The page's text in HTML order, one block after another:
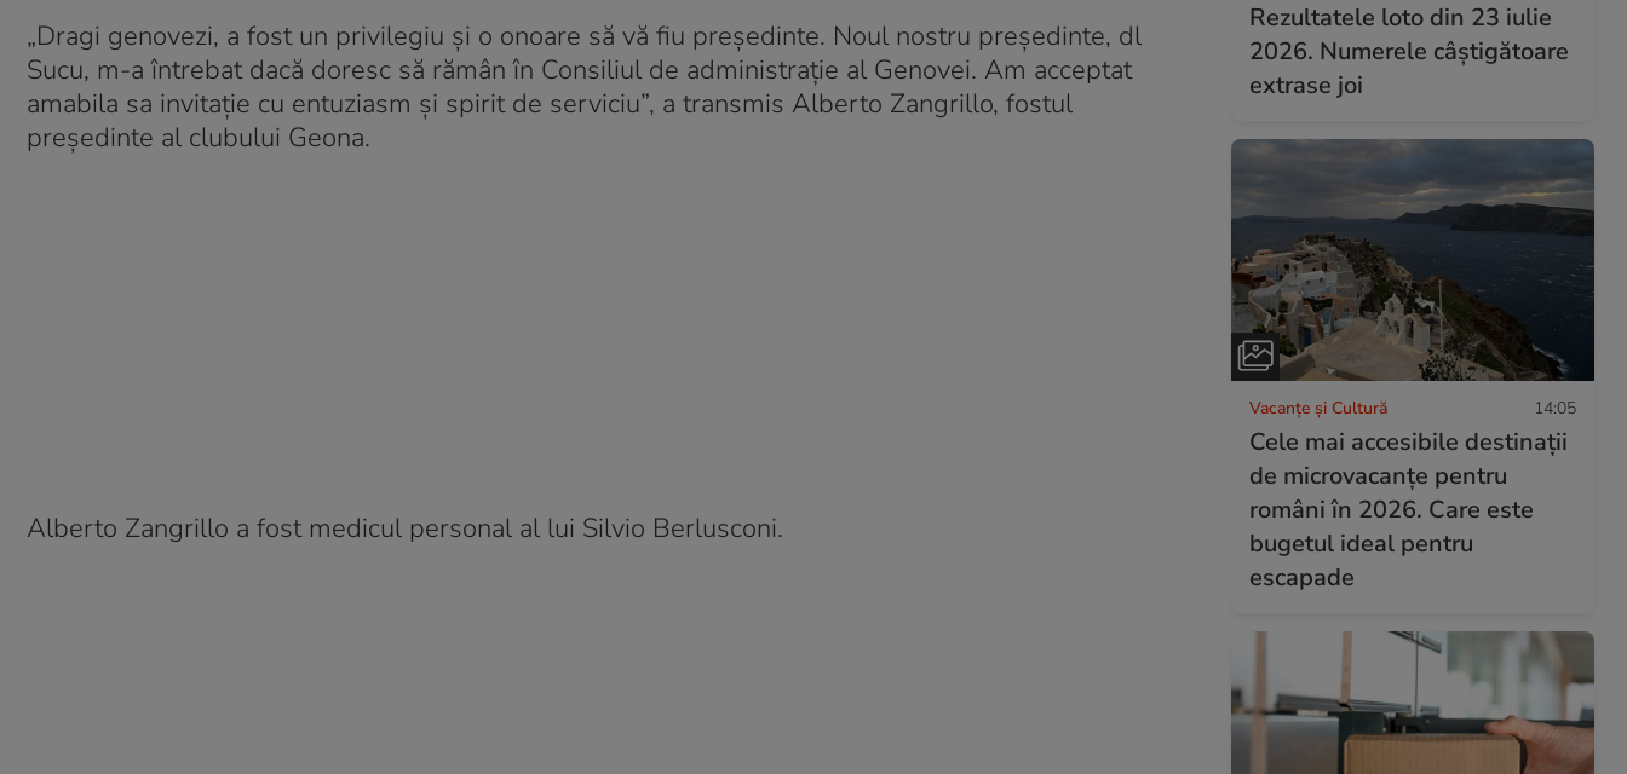
„Dragi genovezi, a fost un privilegiu şi o onoare să vă fiu preşedinte. Noul nostru preşedinte, dl
Sucu, m-a întrebat dacă doresc să rămân în Consiliul de administraţie al Genovei. Am acceptat
amabila sa invitaţie cu entuziasm şi spirit de serviciu”, a transmis Alberto Zangrillo, fostul
președinte al clubului Geona.
Alberto Zangrillo a fost medicul personal al lui Silvio Berlusconi.
Rezultatele loto din 23 iulie
2026. Numerele câștigătoare
extrase joi
Vacanțe și Cultură 14:05
Cele mai accesibile destinații
de microvacanțe pentru
români în 2026. Care este
bugetul ideal pentru
escapade